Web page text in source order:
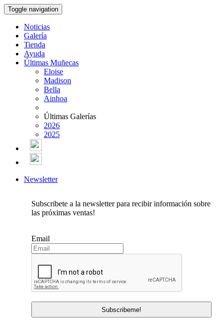
Toggle navigation
Noticias
Galería
Tienda
Ayuda
Últimas Muñecas
Eloise
Madison
Bella
Ainhoa
Últimas Galerías
2026
2025
Newsletter
Subscribete a la newsletter para recibir información sobre
las próximas ventas!
Email